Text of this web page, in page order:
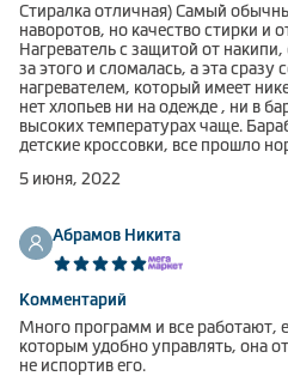
Стиралка отличная) Самый
наворотов, но качество стирки и
Нагреватель с защитой от
за этого и сломалась, а эта сразу
нагревателем, который имеет
нет хлопьев ни на одежде , ни в
высоких температурах чаще.
детские кроссовки, все прошло
5 июня, 2022
Абрамов Никита
Комментарий
Много программ и все работают,
которым удобно управлять, она
не испортив его.